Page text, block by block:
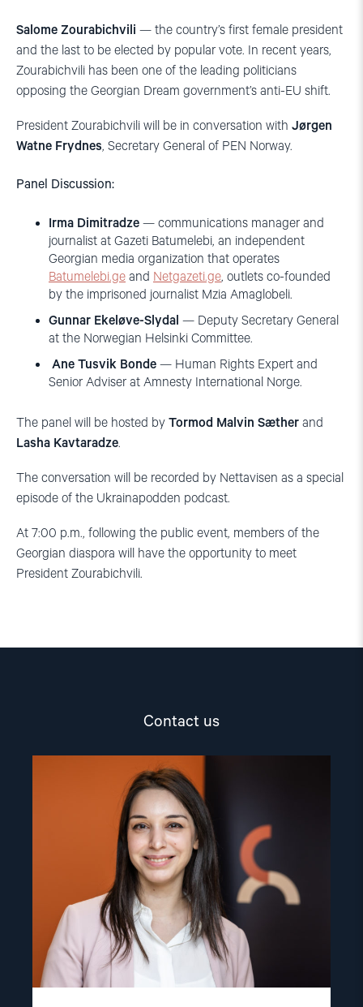
Salome Zourabichvili — the country’s first female president
and the last to be elected by popular vote. In recent years,
Zourabichvili has been one of the leading politicians
opposing the Georgian Dream government’s anti-EU shift.
President Zourabichvili will be in conversation with Jørgen
Watne Frydnes, Secretary General of PEN Norway.
Panel Discussion:
Irma Dimitradze — communications manager and
journalist at Gazeti Batumelebi, an independent
Georgian media organization that operates
Batumelebi.ge and Netgazeti.ge, outlets co-founded
by the imprisoned journalist Mzia Amaglobeli.
Gunnar Ekeløve-Slydal — Deputy Secretary General
at the Norwegian Helsinki Committee.
Ane Tusvik Bonde — Human Rights Expert and
Senior Adviser at Amnesty International Norge.
The panel will be hosted by Tormod Malvin Sæther and
Lasha Kavtaradze.
The conversation will be recorded by Nettavisen as a special
episode of the Ukrainapodden podcast.
At 7:00 p.m., following the public event, members of the
Georgian diaspora will have the opportunity to meet
President Zourabichvili.
Contact us
article
"Ana
Pashalishvili"